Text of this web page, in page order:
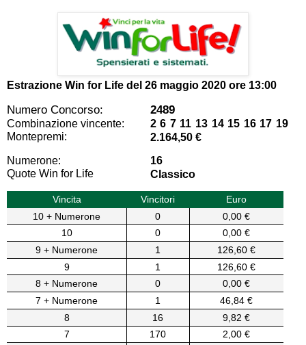
Estrazione Win for Life del 26 maggio 2020 ore 13:00
Numero Concorso: 2489
Combinazione vincente:
2 6 7 11 13 14 15 16 17 19
Montepremi:
2.164,50 €
Numerone:
16
Quote Win for Life
Classico
Vincita Vincitori
Euro
10 + Numerone
0
0,00 €
10
0
0,00 €
9 + Numerone
1
126,60 €
9
1
126,60 €
8 + Numerone
0
0,00 €
7 + Numerone
1
46,84 €
8
16
9,82 €
7
170
2,00 €